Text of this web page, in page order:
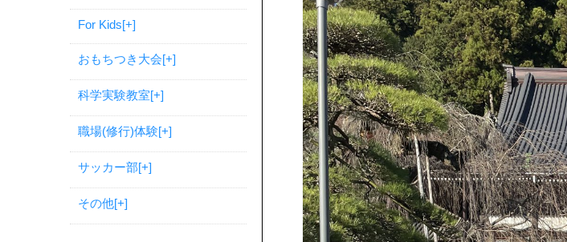
For Kids[+]
おもちつき大会[+]
科学実験教室[+]
職場(修行)体験[+]
サッカー部[+]
その他[+]